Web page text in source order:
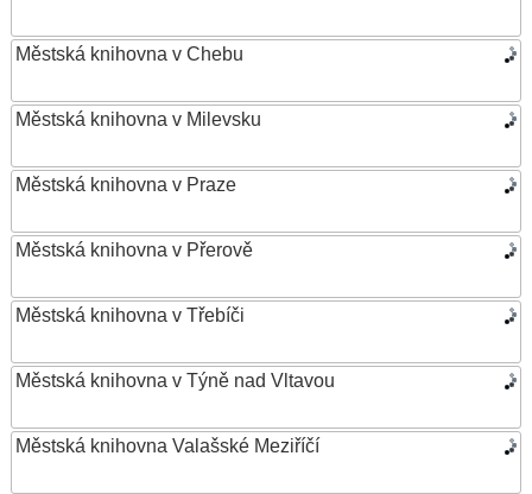
Městská knihovna v Chebu
Městská knihovna v Milevsku
Městská knihovna v Praze
Městská knihovna v Přerově
Městská knihovna v Třebíči
Městská knihovna v Týně nad Vltavou
Městská knihovna Valašské Meziříčí